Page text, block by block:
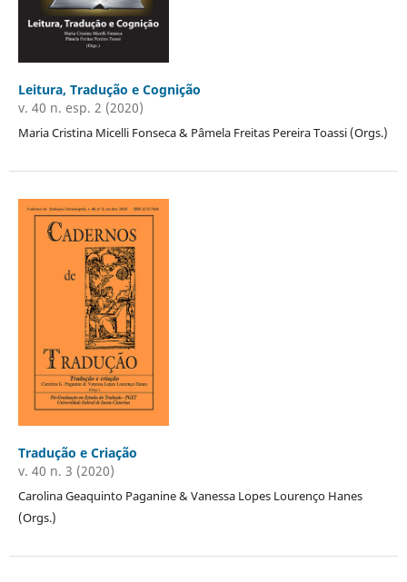
Leitura, Tradução e Cognição
v. 40 n. esp. 2 (2020)
Maria Cristina Micelli Fonseca & Pâmela Freitas Pereira Toassi (Orgs.)
Tradução e Criação
v. 40 n. 3 (2020)
Carolina Geaquinto Paganine & Vanessa Lopes Lourenço Hanes
(Orgs.)